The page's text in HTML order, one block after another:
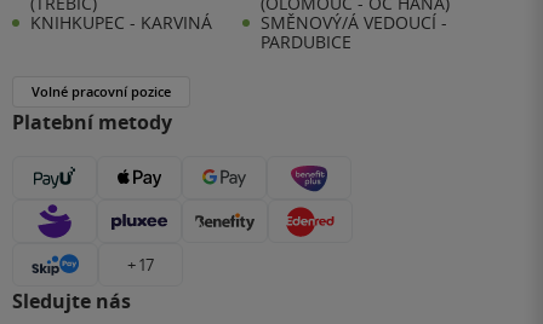
KNIHKUPEC - KARVINÁ
SMĚNOVÝ/Á VEDOUCÍ -
PARDUBICE
Volné pracovní pozice
Platební metody
+ 17
Sledujte nás